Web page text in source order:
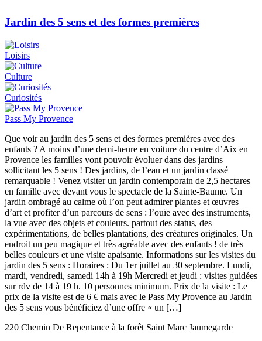
Jardin des 5 sens et des formes premières
Loisirs
Culture
Curiosités
Pass My Provence
Que voir au jardin des 5 sens et des formes premières avec des
enfants ? A moins d’une demi-heure en voiture du centre d’Aix en
Provence les familles vont pouvoir évoluer dans des jardins
sollicitant les 5 sens ! Des jardins, de l’eau et un jardin classé
remarquable ! Venez visiter un jardin contemporain de 2,5 hectares
en famille avec devant vous le spectacle de la Sainte-Baume. Un
jardin ombragé au calme où l’on peut admirer plantes et œuvres
d’art et profiter d’un parcours de sens : l’ouïe avec des instruments,
la vue avec des objets et couleurs. partout des status, des
expérimentations, de belles plantations, des créatures originales. Un
endroit un peu magique et très agréable avec des enfants ! de très
belles couleurs et une visite apaisante. Informations sur les visites du
jardin des 5 sens : Horaires : Du 1er juillet au 30 septembre. Lundi,
mardi, vendredi, samedi 14h à 19h Mercredi et jeudi : visites guidées
sur rdv de 14 à 19 h. 10 personnes minimum. Prix de la visite : Le
prix de la visite est de 6 € mais avec le Pass My Provence au Jardin
des 5 sens vous bénéficiez d’une offre « un […]
220 Chemin De Repentance à la forêt Saint Marc Jaumegarde